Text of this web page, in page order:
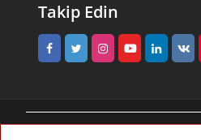
Takip Edin